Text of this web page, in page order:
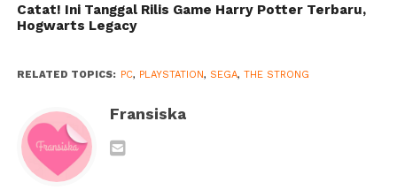
Catat! Ini Tanggal Rilis Game Harry Potter Terbaru,
Hogwarts Legacy
RELATED TOPICS: PC, PLAYSTATION, SEGA, THE STRONG
Fransiska